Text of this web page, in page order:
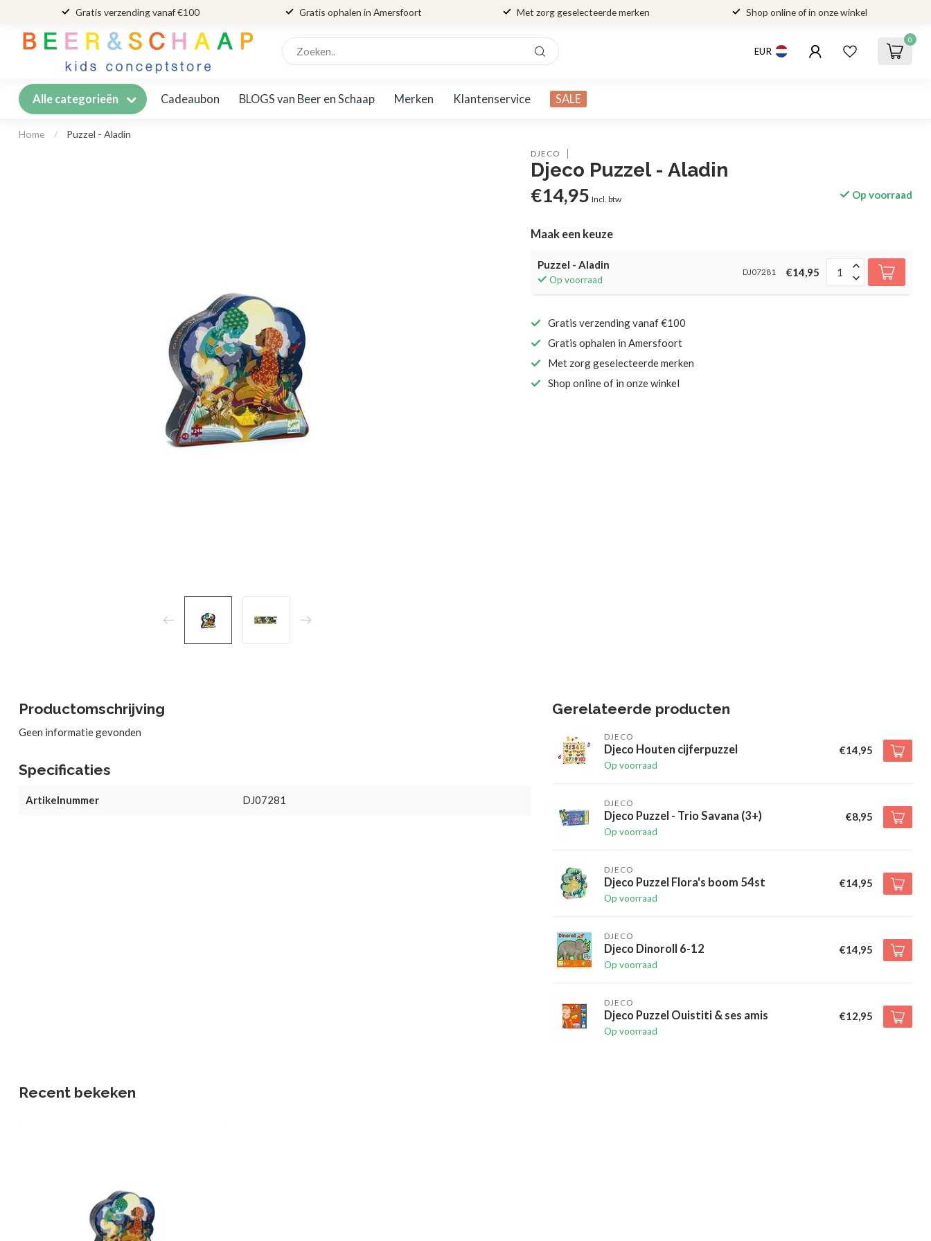
Gratis verzending vanaf €100 Gratis ophalen in Amersfoort Met zorg geselecteerde merken Shop online of in onze winkel
EUR
0
Alle categorieën Cadeaubon BLOGS van Beer en Schaap Merken Klantenservice SALE
Home / Puzzel - Aladin
DJECO
Djeco Puzzel - Aladin
€14,95 Incl. btw Op voorraad
Maak een keuze
Puzzel - Aladin
Op voorraad
DJ07281 €14,95
Gratis verzending vanaf €100
Gratis ophalen in Amersfoort
Met zorg geselecteerde merken
Shop online of in onze winkel
Productomschrijving
Geen informatie gevonden
Specificaties
Artikelnummer DJ07281
Gerelateerde producten
DJECO
Djeco Houten cijferpuzzel
Op voorraad
€14,95
DJECO
Djeco Puzzel - Trio Savana (3+)
Op voorraad
€8,95
DJECO
Djeco Puzzel Flora's boom 54st
Op voorraad
€14,95
DJECO
Djeco Dinoroll 6-12
Op voorraad
€14,95
DJECO
Djeco Puzzel Ouistiti & ses amis
Op voorraad
€12,95
Recent bekeken